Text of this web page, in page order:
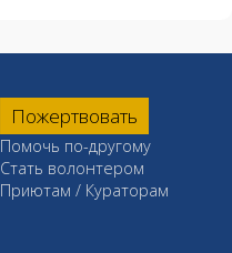
Пожертвовать
Помочь по-другому
Стать волонтером
Приютам / Кураторам